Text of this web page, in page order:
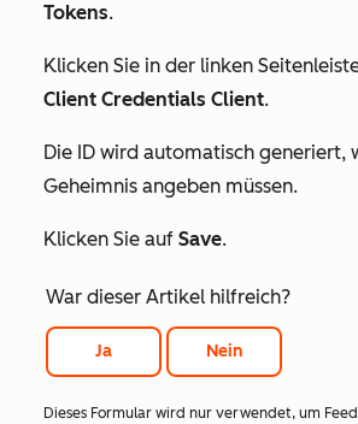
Tokens.
Klicken Sie in der linken
Client Credentials Client.
Die ID wird automatisch generiert,
Geheimnis angeben müssen.
Klicken Sie auf Save.
War dieser Artikel hilfreich?
Ja Nein
Dieses Formular wird nur verwendet, um